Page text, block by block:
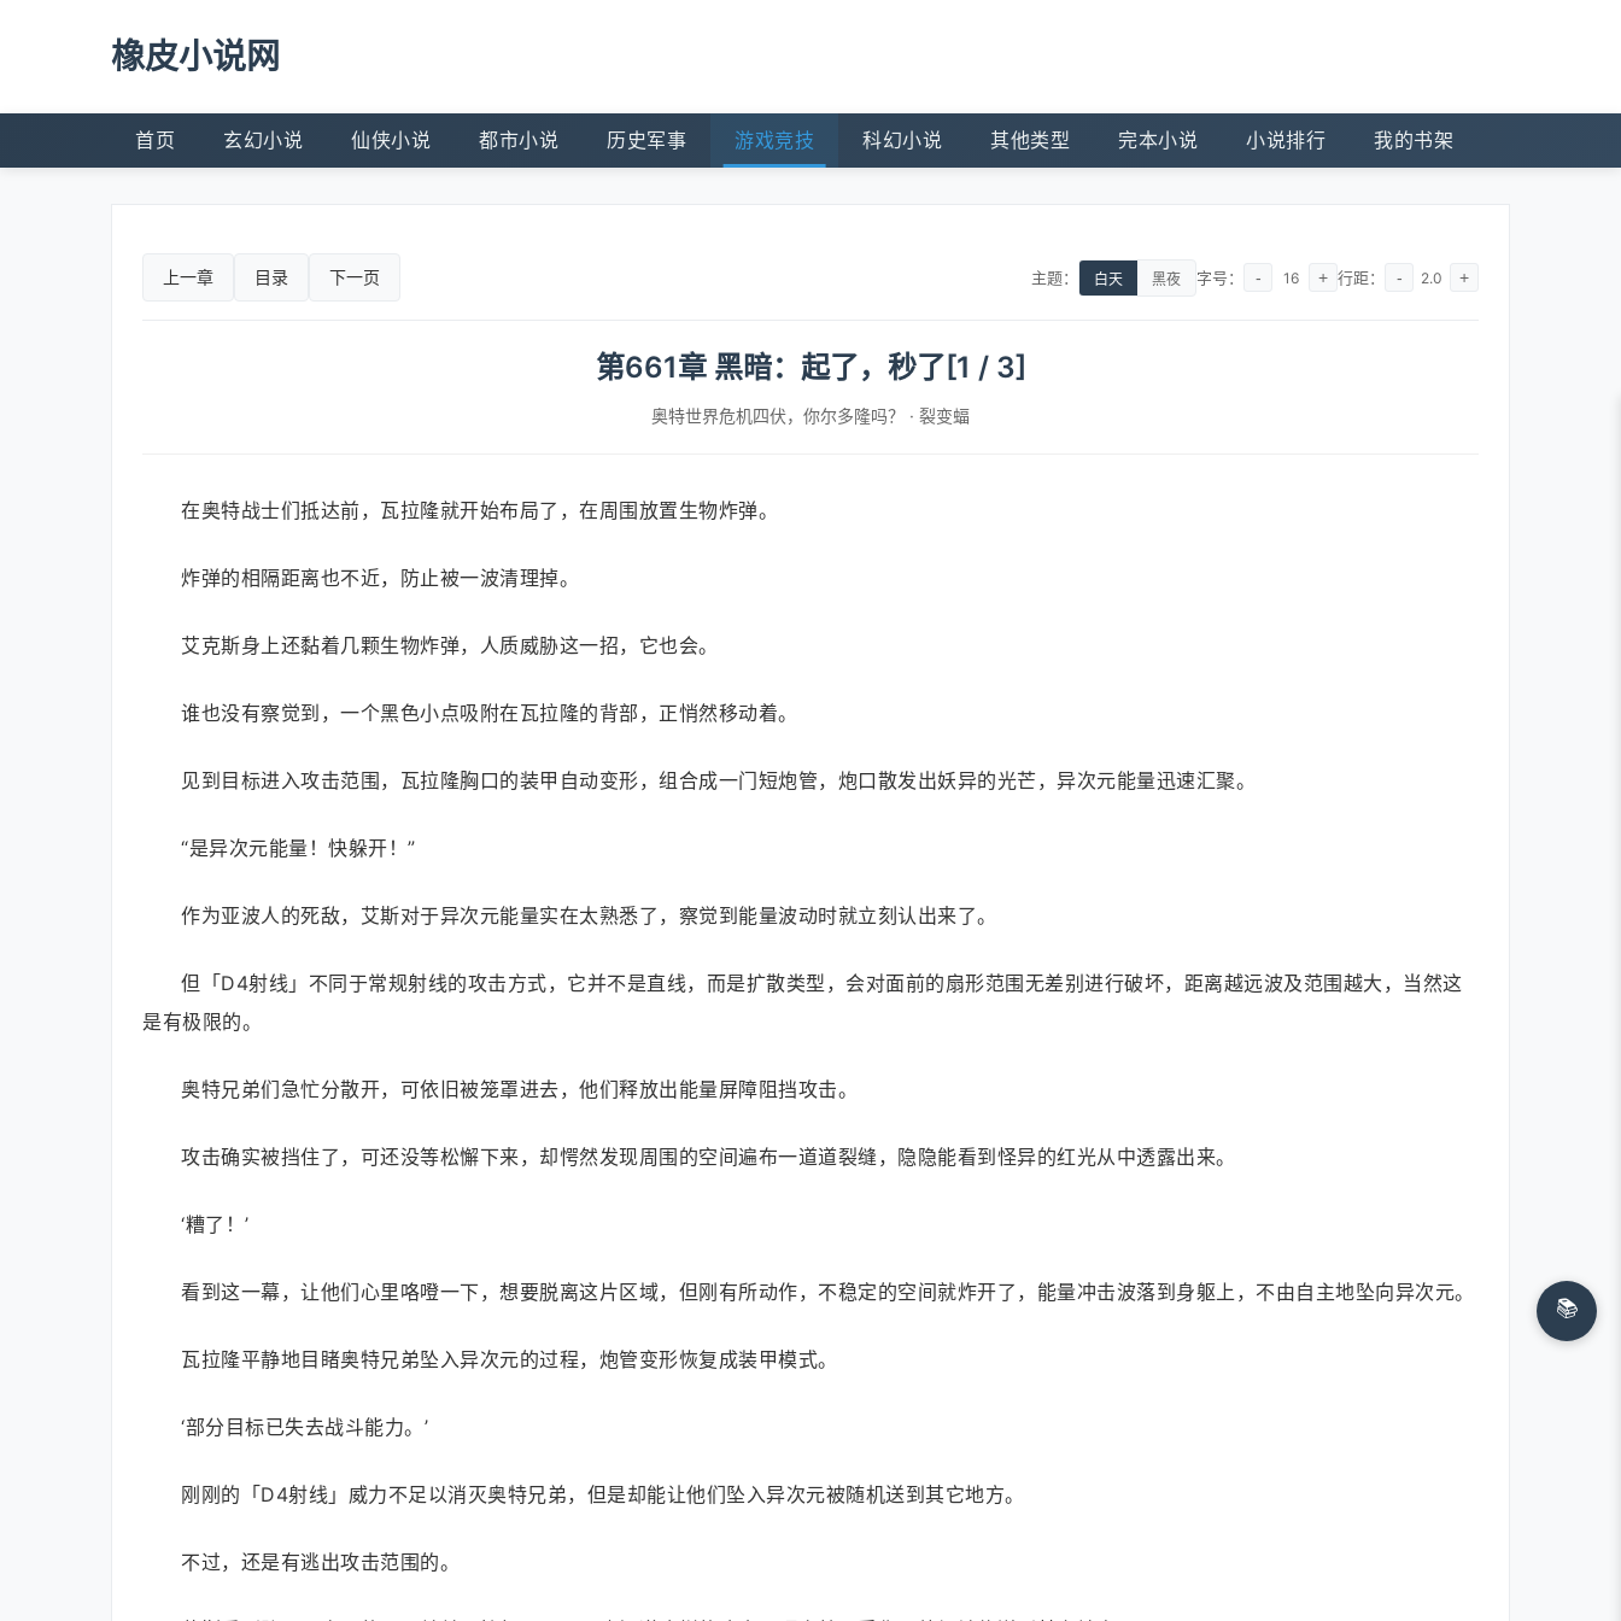
橡皮小说网
首页 玄幻小说 仙侠小说 都市小说 历史军事 游戏竞技 科幻小说 其他类型 完本小说 小说排行 我的书架
上一章 目录 下一页 主题： 白天 黑夜 字号： - 16 + 行距： - 2.0 +
第661章 黑暗：起了，秒了[1 / 3]
奥特世界危机四伏，你尔多隆吗？ · 裂变蝠
在奥特战士们抵达前，瓦拉隆就开始布局了，在周围放置生物炸弹。
炸弹的相隔距离也不近，防止被一波清理掉。
艾克斯身上还黏着几颗生物炸弹，人质威胁这一招，它也会。
谁也没有察觉到，一个黑色小点吸附在瓦拉隆的背部，正悄然移动着。
见到目标进入攻击范围，瓦拉隆胸口的装甲自动变形，组合成一门短炮管，炮口散发出妖异的光芒，异次元能量迅速汇聚。
“是异次元能量！快躲开！”
作为亚波人的死敌，艾斯对于异次元能量实在太熟悉了，察觉到能量波动时就立刻认出来了。
但「D4射线」不同于常规射线的攻击方式，它并不是直线，而是扩散类型，会对面前的扇形范围无差别进行破坏，距离越远波及范围越大，当然这
是有极限的。
奥特兄弟们急忙分散开，可依旧被笼罩进去，他们释放出能量屏障阻挡攻击。
攻击确实被挡住了，可还没等松懈下来，却愕然发现周围的空间遍布一道道裂缝，隐隐能看到怪异的红光从中透露出来。
‘糟了！’
看到这一幕，让他们心里咯噔一下，想要脱离这片区域，但刚有所动作，不稳定的空间就炸开了，能量冲击波落到身躯上，不由自主地坠向异次元。
瓦拉隆平静地目睹奥特兄弟坠入异次元的过程，炮管变形恢复成装甲模式。
‘部分目标已失去战斗能力。’
刚刚的「D4射线」威力不足以消灭奥特兄弟，但是却能让他们坠入异次元被随机送到其它地方。
不过，还是有逃出攻击范围的。
📚